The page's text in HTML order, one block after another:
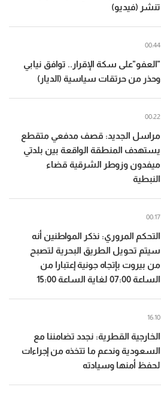
تنشر (فيديو)
"العفو"على سكة الإقرار.. توافق نيابي
وحذر من حرتقات سياسية (الديار)
00:44
مراسل الجديد: قصف مدفعي متقطع
يستهدف المنطقة الواقعة بين بلدتي
ميفدون وزوطر الشرقية قضاء
النبطية
00:22
التحكم المروري: نذكر المواطنين أنه
سيتم تحويل الطريق البحرية لتصبح
من بيروت بإتجاه جونية إعتبارا من
الساعة 07:00 لغاية الساعة 15:00
00:17
الخارجية القطرية: نجدد تضامننا مع
السعودية وندعم ما تتخذه من إجراءات
لحفظ أمنها وسيادته
16:10